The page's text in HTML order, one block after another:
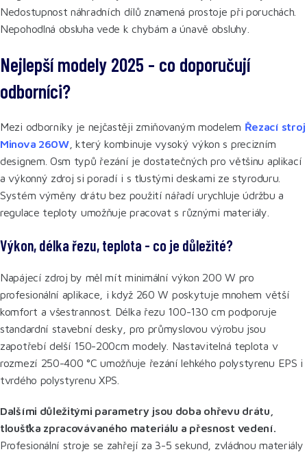
Nedostupnost náhradních dílů znamená prostoje při poruchách.
Nepohodlná obsluha vede k chybám a únavě obsluhy.
Nejlepší modely 2025 - co doporučují
odborníci?
Mezi odborníky je nejčastěji zmiňovaným modelem Řezací stroj
Minova 260W, který kombinuje vysoký výkon s precizním
designem. Osm typů řezání je dostatečných pro většinu aplikací
a výkonný zdroj si poradí i s tlustými deskami ze styroduru.
Systém výměny drátu bez použití nářadí urychluje údržbu a
regulace teploty umožňuje pracovat s různými materiály.
Výkon, délka řezu, teplota - co je důležité?
Napájecí zdroj by měl mít minimální výkon 200 W pro
profesionální aplikace, i když 260 W poskytuje mnohem větší
komfort a všestrannost. Délka řezu 100-130 cm podporuje
standardní stavební desky, pro průmyslovou výrobu jsou
zapotřebí delší 150-200cm modely. Nastavitelná teplota v
rozmezí 250-400 °C umožňuje řezání lehkého polystyrenu EPS i
tvrdého polystyrenu XPS.
Dalšími důležitými parametry jsou doba ohřevu drátu,
tloušťka zpracovávaného materiálu a přesnost vedení.
Profesionální stroje se zahřejí za 3-5 sekund, zvládnou materiály